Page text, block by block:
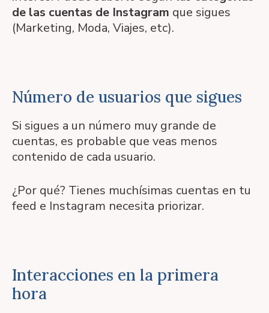
de las cuentas de Instagram que sigues
(Marketing, Moda, Viajes, etc).
Número de usuarios que sigues
Si sigues a un número muy grande de
cuentas, es probable que veas menos
contenido de cada usuario.
¿Por qué? Tienes muchísimas cuentas en tu
feed e Instagram necesita priorizar.
Interacciones en la primera
hora